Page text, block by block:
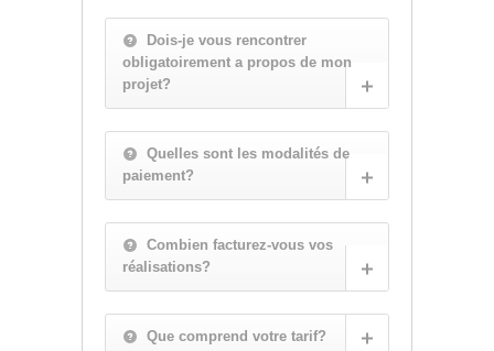
Dois-je vous rencontrer
obligatoirement a propos de mon
projet?
Quelles sont les modalités de
paiement?
Combien facturez-vous vos
réalisations?
Que comprend votre tarif?